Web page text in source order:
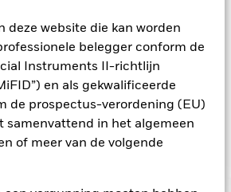
deze website die kan worden
belegger conform de
Instruments II-richtlijn
en als gekwalificeerde
de prospectus-verordening (EU)
in het algemeen
of meer van de volgende
dat overeenkomt met het rendement
Markets Bond Global
van het Fonds. Voor zover
belegt het Fonds in de vastrentende